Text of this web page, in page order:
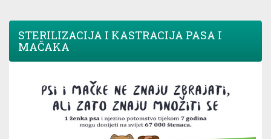
STERILIZACIJA I KASTRACIJA PASA I
MAČAKA